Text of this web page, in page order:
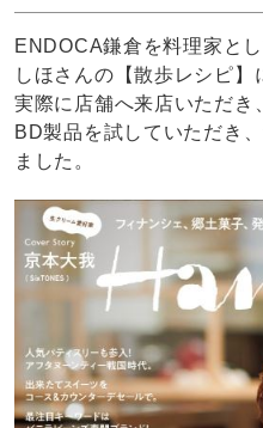
ENDOCA鎌倉を料理家と
しほさんの【散歩レシピ】
実際に店舗へ来店いただき
BD製品を試していただき
ました。